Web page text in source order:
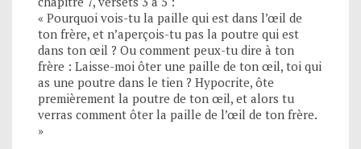
« Pourquoi vois-tu la paille qui est dans l’œil de
ton frère, et n’aperçois-tu pas la poutre qui est
dans ton œil ? Ou comment peux-tu dire à ton
frère : Laisse-moi ôter une paille de ton œil, toi qui
as une poutre dans le tien ? Hypocrite, ôte
premièrement la poutre de ton œil, et alors tu
verras comment ôter la paille de l’œil de ton frère.
»